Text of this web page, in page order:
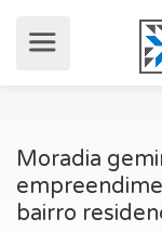
Moradia
bairro